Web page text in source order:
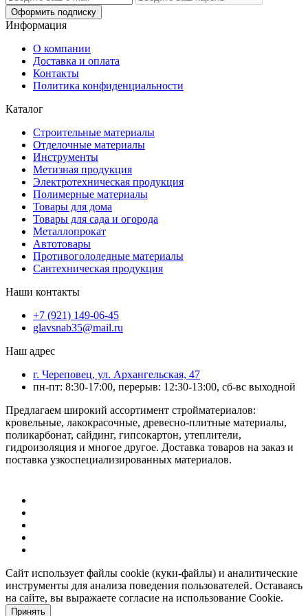
Оформить подписку
Информация
О компании
Доставка и оплата
Контакты
Политика конфиденциальности
Каталог
Строительные материалы
Отделочные материалы
Инструменты
Метизная продукция
Электротехническая продукция
Полимерные материалы
Товары для дома
Товары для сада и огорода
Металлопрокат
Автотовары
Противогололедные материалы
Сантехническая продукция
Наши контакты
+7 (921) 149-06-45
glavsnab35@mail.ru
Наш адрес
г. Череповец, ул. Архангельская, 47
пн-пт: 8:30-17:00, перерыв: 12:30-13:00, сб-вс выходной
Предлагаем широкий ассортимент стройматериалов:
кровельные, лакокрасочные, древесно-плитные материалы,
поликарбонат, сайдинг, гипсокартон, утеплители,
гидроизоляция и многое другое. Доставка товаров на заказ и
поставка узкоспециализированных материалов.
Сайт использует файлы cookie (куки-файлы) и аналитические
инструменты для анализа поведения пользователей. Оставаясь
на сайте, вы выражаете согласие на использование Cookie.
Принять